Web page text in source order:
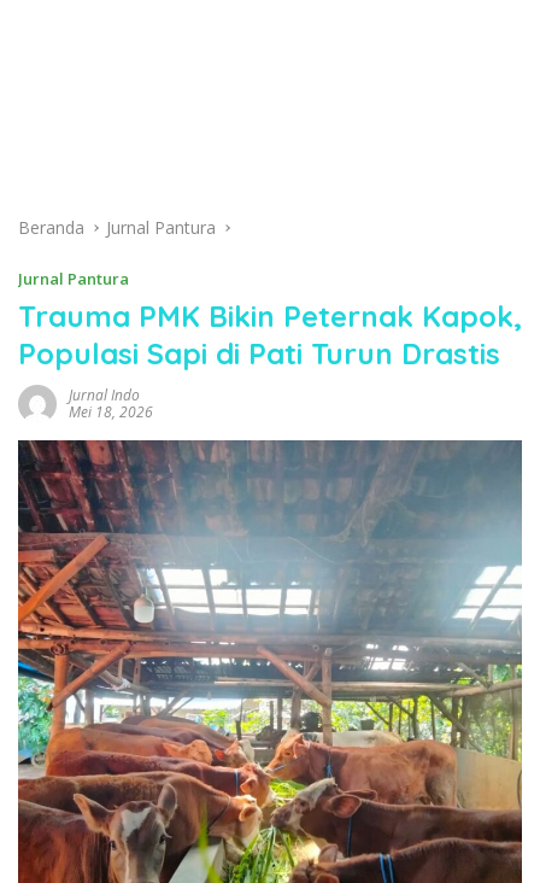
Beranda Jurnal Pantura
Jurnal Pantura
Trauma PMK Bikin Peternak Kapok,
Populasi Sapi di Pati Turun Drastis
Jurnal Indo
Mei 18, 2026